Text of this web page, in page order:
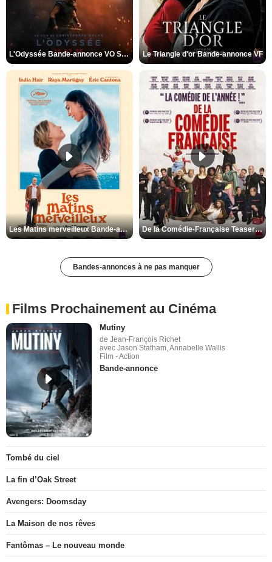
L'Odyssée Bande-annonce VO STFR Le Triangle d'or Bande-annonce VF
Les Matins merveilleux Bande-annonce VF De la Comédie-Française Teaser VF
Bandes-annonces à ne pas manquer
Films Prochainement au Cinéma
Mutiny
de Jean-François Richet
avec Jason Statham, Annabelle Wallis
Film - Action
Bande-annonce
Tombé du ciel
La fin d’Oak Street
Avengers: Doomsday
La Maison de nos rêves
Fantômas – Le nouveau monde